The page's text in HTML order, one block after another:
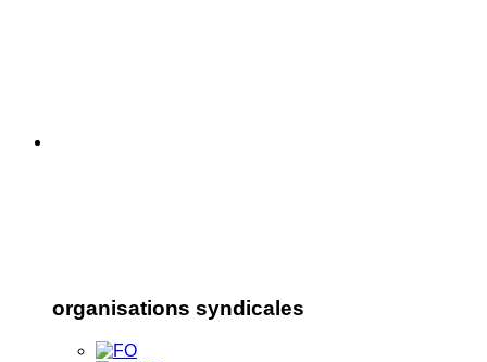
organisations syndicales